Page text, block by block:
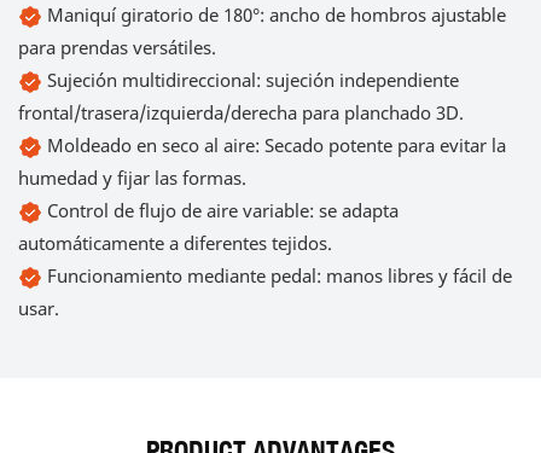
Maniquí giratorio de 180°: ancho de hombros ajustable
para prendas versátiles.
Sujeción multidireccional: sujeción independiente
frontal/trasera/izquierda/derecha para planchado 3D.
Moldeado en seco al aire: Secado potente para evitar la
humedad y fijar las formas.
Control de flujo de aire variable: se adapta
automáticamente a diferentes tejidos.
Funcionamiento mediante pedal: manos libres y fácil de
usar.